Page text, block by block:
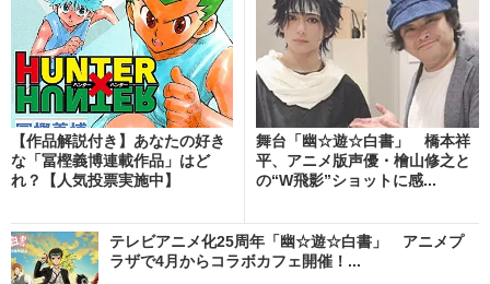
【作品解説付き】あなたの好き
な「冨樫義博連載作品」はど
れ？【人気投票実施中】
舞台「幽☆遊☆白書」 橋本祥
平、アニメ版声優・檜山修之と
の“W飛影”ショットに感...
テレビアニメ化25周年「幽☆遊☆白書」 アニメプ
ラザで4月からコラボカフェ開催！...